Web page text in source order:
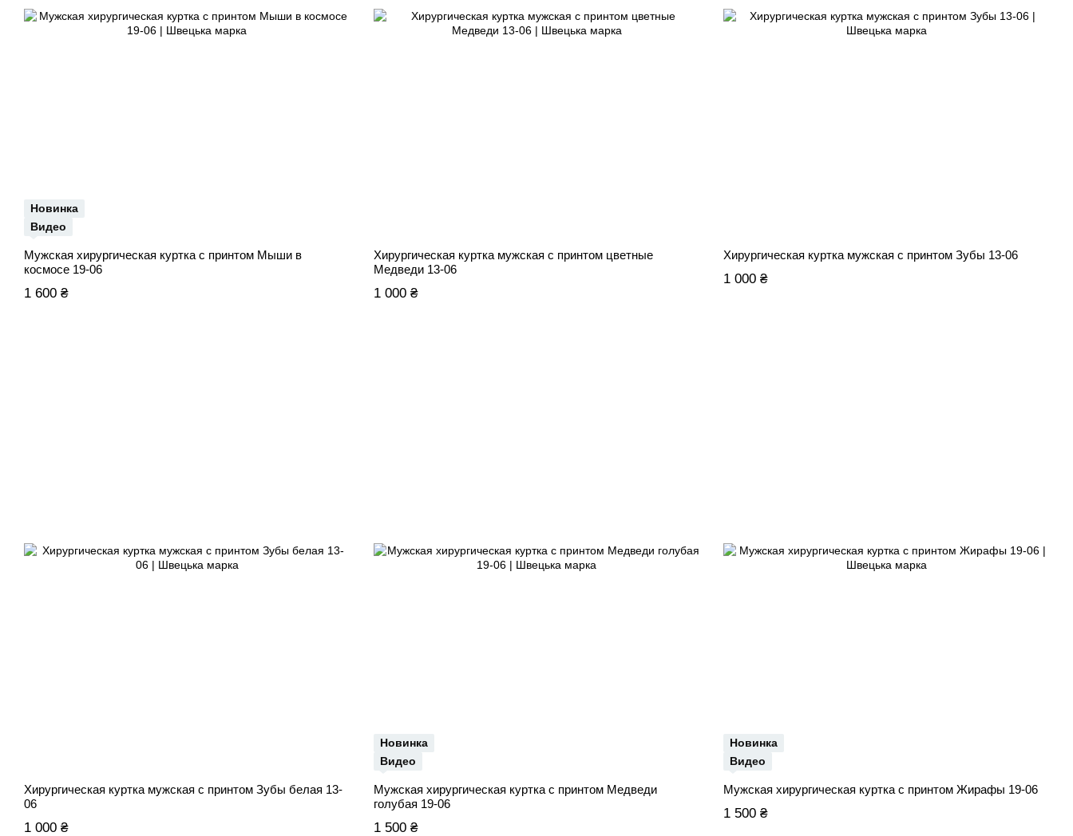
Новинка
Видео
Мужская хирургическая куртка с принтом Мыши в
космосе 19-06
1 600 ₴
Хирургическая куртка мужская с принтом цветные
Медведи 13-06
1 000 ₴
Хирургическая куртка мужская с принтом Зубы 13-06
1 000 ₴
Хирургическая куртка мужская с принтом Зубы белая 13-
06
1 000 ₴
Новинка
Видео
Мужская хирургическая куртка с принтом Медведи
голубая 19-06
1 500 ₴
Новинка
Видео
Мужская хирургическая куртка с принтом Жирафы 19-06
1 500 ₴